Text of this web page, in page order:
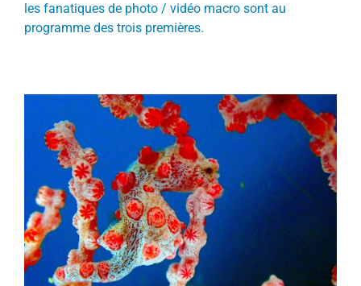
les fanatiques de photo / vidéo macro sont au
programme des trois premières.